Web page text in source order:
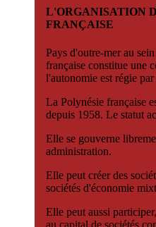
L'ORGANISATION
FRANÇAISE
Pays d'outre-mer au
française constitue une
l'autonomie est régie
La Polynésie française
depuis 1958. Le statut
Elle se gouverne
administration.
Elle peut créer des
sociétés d'économie
Elle peut aussi
au capital de sociétés